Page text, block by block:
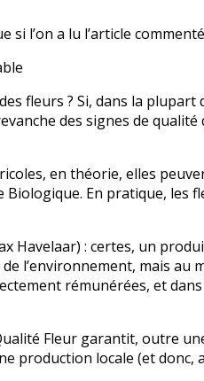
l’on a lu l’article
fleurs ? Si, dans la plupart
des signes de
en théorie, elles
Biologique. En pratique, les
Havelaar) : certes, un
l’environnement, mais au
rémunérées, et dans
Fleur garantit, outre
production locale (et donc,